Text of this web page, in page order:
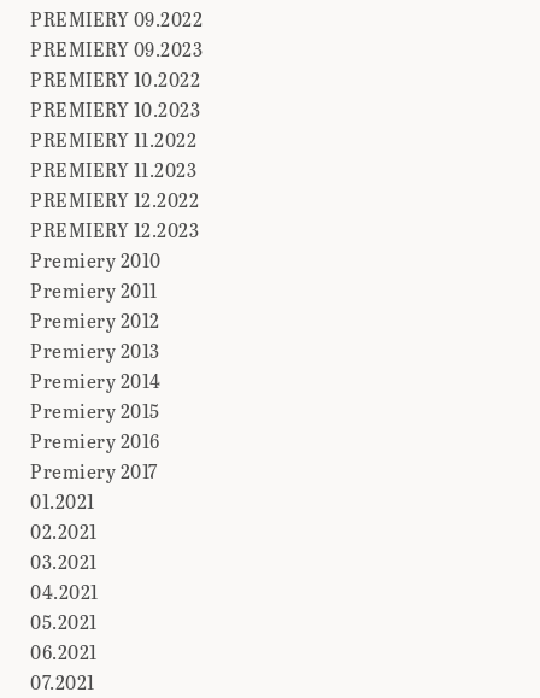
PREMIERY 09.2022
PREMIERY 09.2023
PREMIERY 10.2022
PREMIERY 10.2023
PREMIERY 11.2022
PREMIERY 11.2023
PREMIERY 12.2022
PREMIERY 12.2023
Premiery 2010
Premiery 2011
Premiery 2012
Premiery 2013
Premiery 2014
Premiery 2015
Premiery 2016
Premiery 2017
01.2021
02.2021
03.2021
04.2021
05.2021
06.2021
07.2021